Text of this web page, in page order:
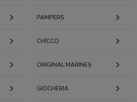
PAMPERS
CHICCO
ORIGINAL MARINES
GIOCHERIA